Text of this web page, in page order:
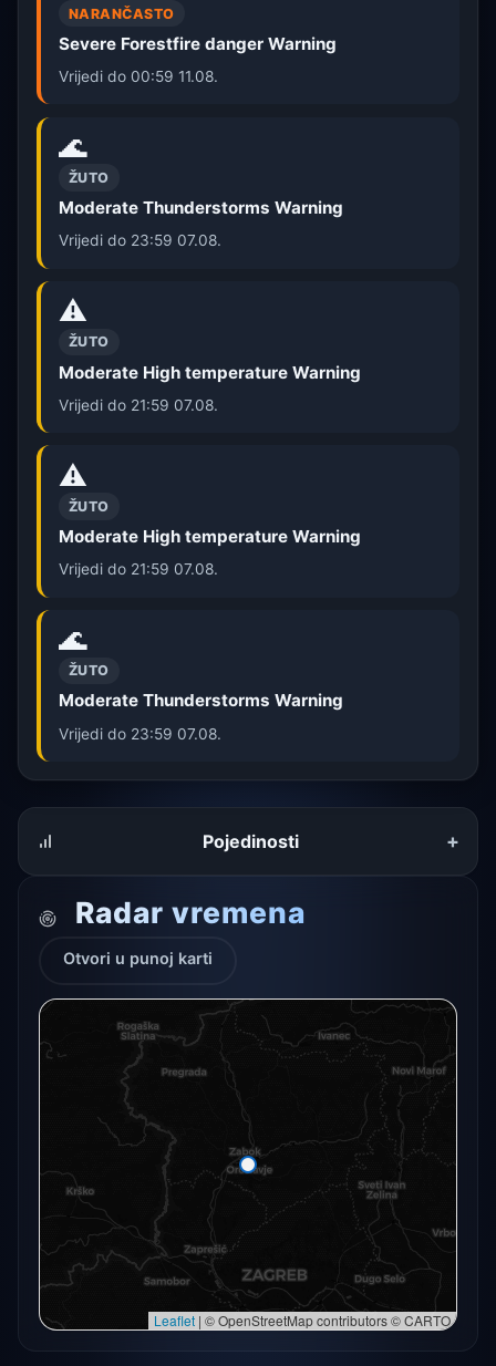
NARANČASTO
Severe Forestfire danger Warning
Vrijedi do 00:59 11.08.
🌊
ŽUTO
Moderate Thunderstorms Warning
Vrijedi do 23:59 07.08.
⚠️
ŽUTO
Moderate High temperature Warning
Vrijedi do 21:59 07.08.
⚠️
ŽUTO
Moderate High temperature Warning
Vrijedi do 21:59 07.08.
🌊
ŽUTO
Moderate Thunderstorms Warning
Vrijedi do 23:59 07.08.
Pojedinosti +
Radar vremena
Otvori u punoj karti
Radarski snimak trenutno nije dostupan.
Otvori u punoj karti
Pokušaj ponovno
Otvori u punoj karti →
Leaflet | © OpenStreetMap contributors © CARTO